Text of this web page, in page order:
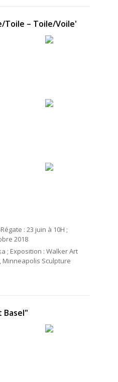
Toile – Toile/Voile'
: 23 juin à 10H ;
2018
; Exposition : Walker Art
Minneapolis Sculpture